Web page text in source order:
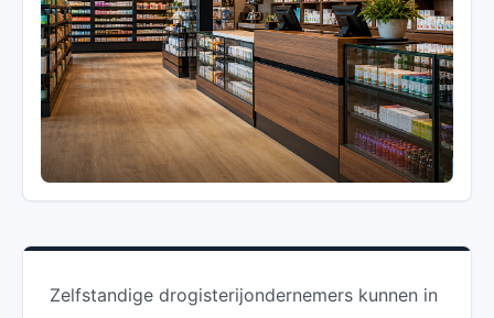
Zelfstandige drogisterijondernemers kunnen in